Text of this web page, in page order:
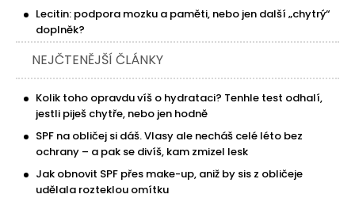
Lecitin: podpora mozku a paměti, nebo jen další „chytrý“
doplněk?
NEJČTENĚJŠÍ ČLÁNKY
Kolik toho opravdu víš o hydrataci? Tenhle test odhalí,
jestli piješ chytře, nebo jen hodně
SPF na obličej si dáš. Vlasy ale necháš celé léto bez
ochrany – a pak se divíš, kam zmizel lesk
Jak obnovit SPF přes make-up, aniž by sis z obličeje
udělala rozteklou omítku